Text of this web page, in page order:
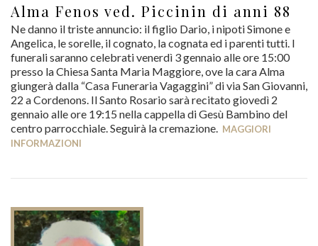
Alma Fenos ved. Piccinin di anni 88
Ne danno il triste annuncio: il figlio Dario, i nipoti Simone e
Angelica, le sorelle, il cognato, la cognata ed i parenti tutti. I
funerali saranno celebrati venerdì 3 gennaio alle ore 15:00
presso la Chiesa Santa Maria Maggiore, ove la cara Alma
giungerà dalla “Casa Funeraria Vagaggini” di via San Giovanni,
22 a Cordenons. Il Santo Rosario sarà recitato giovedì 2
gennaio alle ore 19:15 nella cappella di Gesù Bambino del
centro parrocchiale. Seguirà la cremazione.
MAGGIORI
INFORMAZIONI